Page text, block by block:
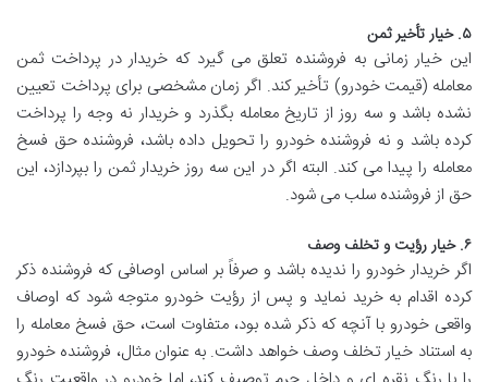
۵. خیار تأخیر ثمن
این خیار زمانی به فروشنده تعلق می گیرد که خریدار در پرداخت ثمن
معامله (قیمت خودرو) تأخیر کند. اگر زمان مشخصی برای پرداخت تعیین
نشده باشد و سه روز از تاریخ معامله بگذرد و خریدار نه وجه را پرداخت
کرده باشد و نه فروشنده خودرو را تحویل داده باشد، فروشنده حق فسخ
معامله را پیدا می کند. البته اگر در این سه روز خریدار ثمن را بپردازد، این
حق از فروشنده سلب می شود.
۶. خیار رؤیت و تخلف وصف
اگر خریدار خودرو را ندیده باشد و صرفاً بر اساس اوصافی که فروشنده ذکر
کرده اقدام به خرید نماید و پس از رؤیت خودرو متوجه شود که اوصاف
واقعی خودرو با آنچه که ذکر شده بود، متفاوت است، حق فسخ معامله را
به استناد خیار تخلف وصف خواهد داشت. به عنوان مثال، فروشنده خودرو